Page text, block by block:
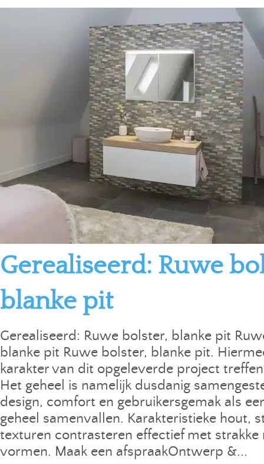
Gerealiseerd: Ruwe
blanke pit
Gerealiseerd: Ruwe bolster, blanke pit
blanke pit Ruwe bolster, blanke pit.
karakter van dit opgeleverde project
Het geheel is namelijk dusdanig
design, comfort en gebruikersgemak als
geheel samenvallen. Karakteristieke hout,
texturen contrasteren effectief met strakke
vormen. Maak een afspraakOntwerp &...